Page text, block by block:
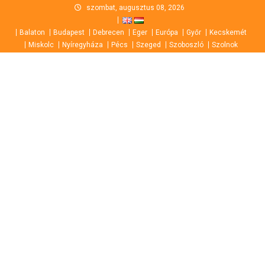
content
szombat, augusztus 08, 2026
Balaton Budapest Debrecen Eger Európa Győr
Kecskemét
Miskolc
Nyíregyháza Pécs Szeged Szoboszló Szolnok